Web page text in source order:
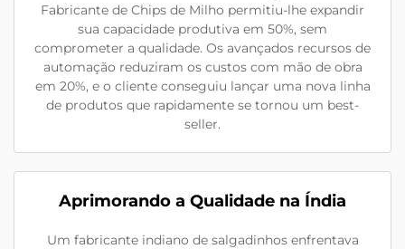
Fabricante de Chips de Milho permitiu-lhe expandir
sua capacidade produtiva em 50%, sem
comprometer a qualidade. Os avançados recursos de
automação reduziram os custos com mão de obra
em 20%, e o cliente conseguiu lançar uma nova linha
de produtos que rapidamente se tornou um best-
seller.
Aprimorando a Qualidade na Índia
Um fabricante indiano de salgadinhos enfrentava